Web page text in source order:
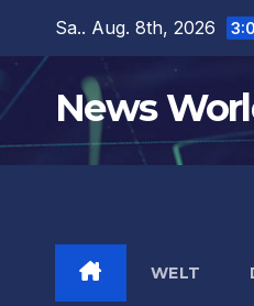
springen
Sa.. Aug. 8th, 2026
News
WELT